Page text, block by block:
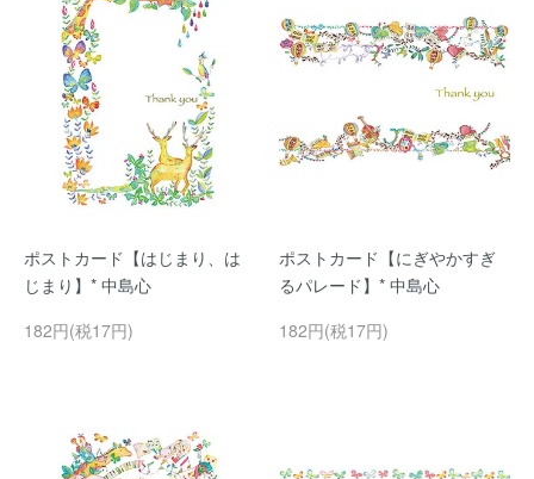
ポストカード【はじまり、は
じまり】* 中島心
182円(税17円)
ポストカード【にぎやかすぎ
るパレード】* 中島心
182円(税17円)